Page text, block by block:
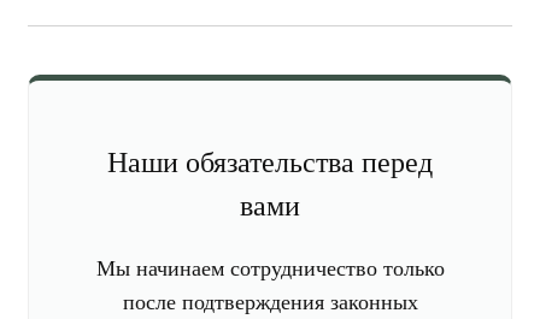
Наши обязательства перед
вами
Мы начинаем сотрудничество только
после подтверждения законных